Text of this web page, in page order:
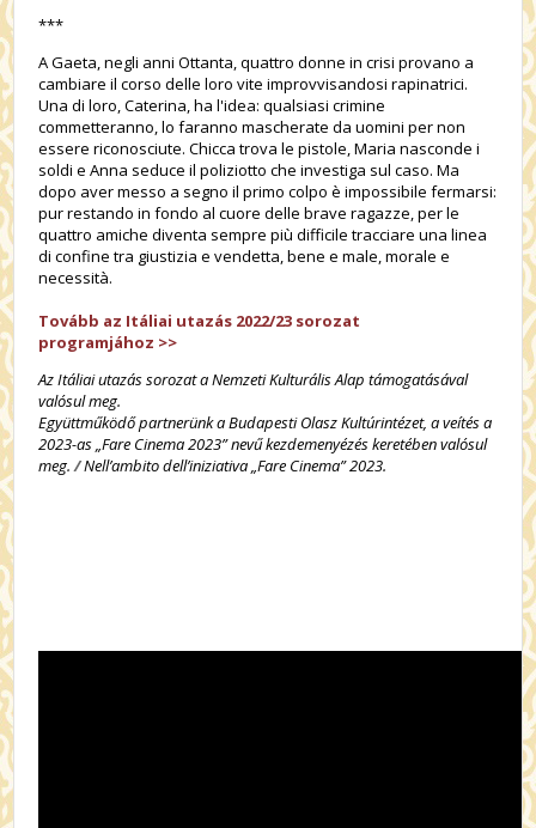
***
A Gaeta, negli anni Ottanta, quattro donne in crisi provano a
cambiare il corso delle loro vite improvvisandosi rapinatrici.
Una di loro, Caterina, ha l'idea: qualsiasi crimine
commetteranno, lo faranno mascherate da uomini per non
essere riconosciute. Chicca trova le pistole, Maria nasconde i
soldi e Anna seduce il poliziotto che investiga sul caso. Ma
dopo aver messo a segno il primo colpo è impossibile fermarsi:
pur restando in fondo al cuore delle brave ragazze, per le
quattro amiche diventa sempre più difficile tracciare una linea
di confine tra giustizia e vendetta, bene e male, morale e
necessità.
Tovább az Itáliai utazás 2022/23 sorozat
programjához >>
Az Itáliai utazás sorozat a Nemzeti Kulturális Alap támogatásával
valósul meg.
Együttműködő partnerünk a Budapesti Olasz Kultúrintézet,a veítés a
2023-as „Fare Cinema 2023” nevű kezdemenyézés keretében valósul
meg./Nell’ambito dell’iniziativa „Fare Cinema” 2023.